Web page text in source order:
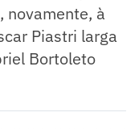
novamente, à
Piastri larga
Bortoleto